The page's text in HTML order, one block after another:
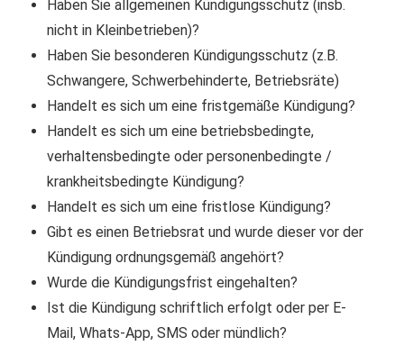
Haben Sie allgemeinen Kündigungsschutz (insb.
nicht in Kleinbetrieben)?
Haben Sie besonderen Kündigungsschutz (z.B.
Schwangere, Schwerbehinderte, Betriebsräte)
Handelt es sich um eine fristgemäße Kündigung?
Handelt es sich um eine betriebsbedingte,
verhaltensbedingte oder personenbedingte /
krankheitsbedingte Kündigung?
Handelt es sich um eine fristlose Kündigung?
Gibt es einen Betriebsrat und wurde dieser vor der
Kündigung ordnungsgemäß angehört?
Wurde die Kündigungsfrist eingehalten?
Ist die Kündigung schriftlich erfolgt oder per E-
Mail, Whats-App, SMS oder mündlich?